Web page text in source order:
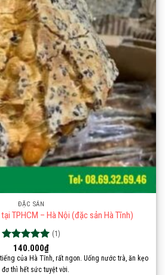
ĐẶC SẢN
tại TPHCM – Hà Nội (đặc sản Hà Tĩnh)
Được xếp
hạng5.00
5 sao
(1)
140.000₫
của Hà Tĩnh, rất ngon. Uống nước trà, ăn kẹo
đơ thì hết sức tuyệt vời.